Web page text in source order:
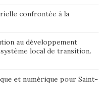
confrontée à la
au développement
local de transition.
et numérique pour Saint-